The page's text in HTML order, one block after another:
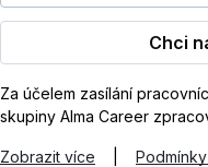
Chci
Za účelem zasílání
skupiny Alma Career
Zobrazit více